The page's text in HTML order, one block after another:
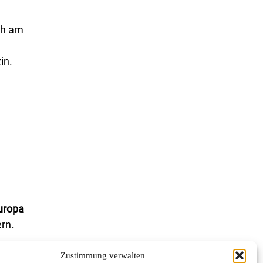
Zustimmung verwalten
am